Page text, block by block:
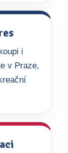
i
v Praze,